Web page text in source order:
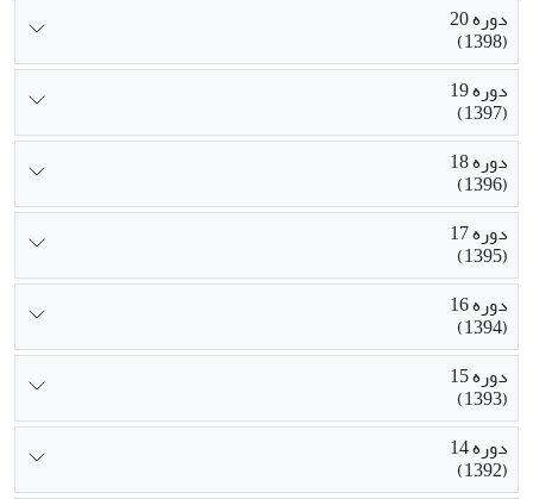
دوره 20
(1398)
دوره 19
(1397)
دوره 18
(1396)
دوره 17
(1395)
دوره 16
(1394)
دوره 15
(1393)
دوره 14
(1392)